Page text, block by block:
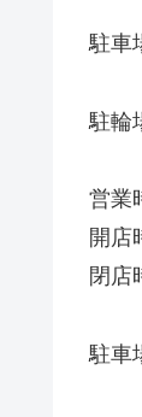
駐車
駐輪
営業
開店
閉店
駐車